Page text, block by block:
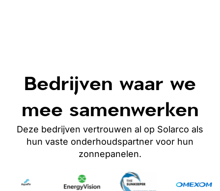
Bedrijven waar we
mee samenwerken
Deze bedrijven vertrouwen al op Solarco als
hun vaste onderhoudspartner voor hun
zonnepanelen.